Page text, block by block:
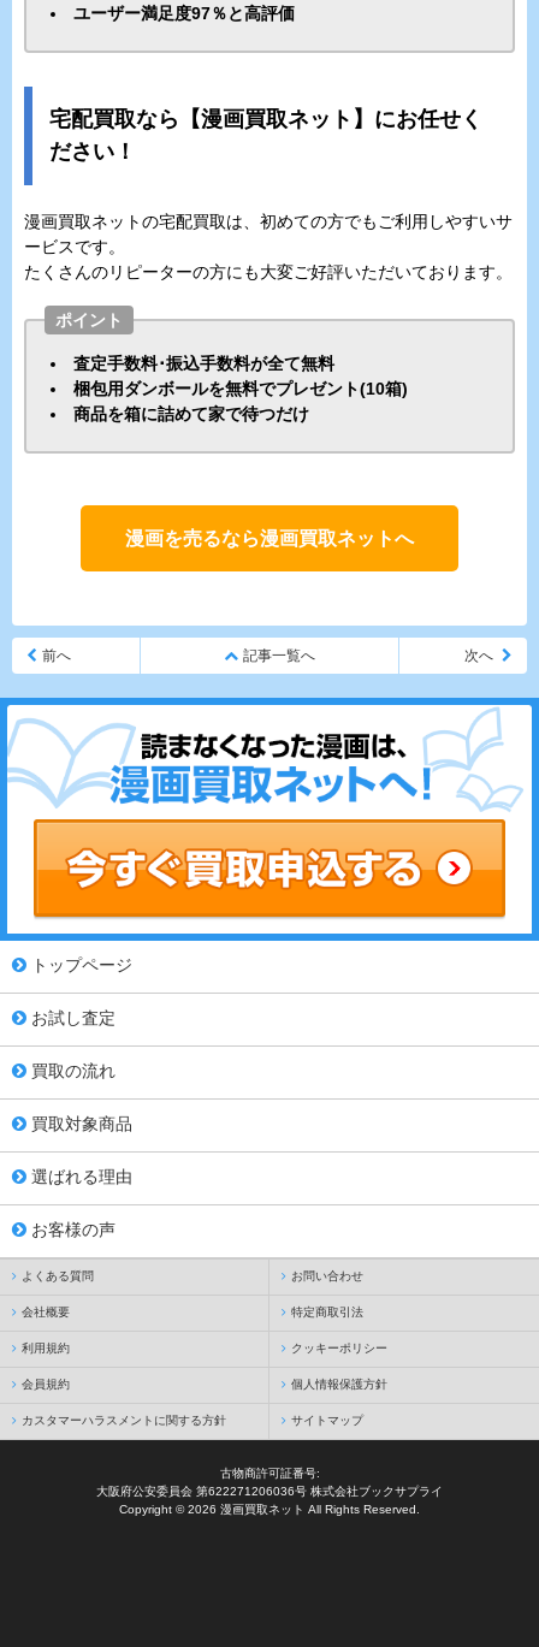
ユーザー満足度97％と高評価
宅配買取なら【漫画買取ネット】にお任せく
ださい！
漫画買取ネットの宅配買取は、初めての方でもご利用しやすいサ
ービスです。
たくさんのリピーターの方にも大変ご好評いただいております。
ポイント
査定手数料･振込手数料が全て無料
梱包用ダンボールを無料でプレゼント(10箱)
商品を箱に詰めて家で待つだけ
漫画を売るなら漫画買取ネットへ
前へ 記事一覧へ 次へ
トップページ
お試し査定
買取の流れ
買取対象商品
選ばれる理由
お客様の声
よくある質問 お問い合わせ
会社概要 特定商取引法
利用規約 クッキーポリシー
会員規約 個人情報保護方針
カスタマーハラスメントに関する方針 サイトマップ
古物商許可証番号:
大阪府公安委員会 第622271206036号 株式会社ブックサプライ
Copyright © 2026 漫画買取ネット All Rights Reserved.